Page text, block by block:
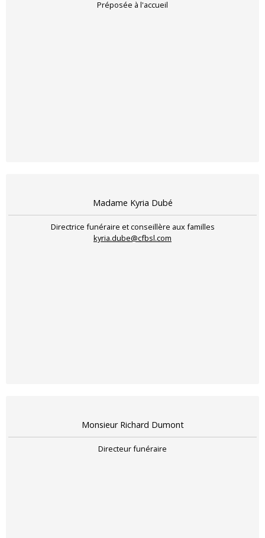
Préposée à l'accueil
Madame Kyria Dubé
Directrice funéraire et conseillère aux familles
kyria.dube@cfbsl.com
Monsieur Richard Dumont
Directeur funéraire